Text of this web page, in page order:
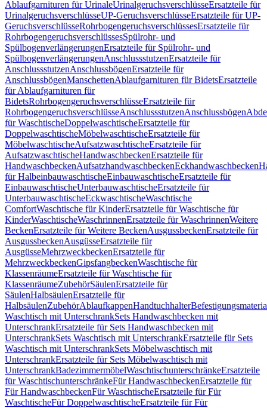
Ablaufgarnituren für UrinaleUrinalgeruchsverschlüsseErsatzteile für
UrinalgeruchsverschlüsseUP-GeruchsverschlüsseErsatzteile für UP-
GeruchsverschlüsseRohrbogengeruchsverschlüssesErsatzteile für
RohrbogengeruchsverschlüssesSpülrohr- und
SpülbogenverlängerungenErsatzteile für Spülrohr- und
SpülbogenverlängerungenAnschlussstutzenErsatzteile für
AnschlussstutzenAnschlussbögenErsatzteile für
AnschlussbögenManschettenAblaufgarnituren für BidetsErsatzteile
für Ablaufgarnituren für
BidetsRohrbogengeruchsverschlüsseErsatzteile für
RohrbogengeruchsverschlüsseAnschlussstutzenAnschlussbögen
für WaschtischeDoppelwaschtischeErsatzteile für
DoppelwaschtischeMöbelwaschtischeErsatzteile für
MöbelwaschtischeAufsatzwaschtischeErsatzteile für
AufsatzwaschtischeHandwaschbeckenErsatzteile für
HandwaschbeckenAufsatzhandwaschbeckenEckhandwaschbecken
für HalbeinbauwaschtischeEinbauwaschtischeErsatzteile für
EinbauwaschtischeUnterbauwaschtischeErsatzteile für
UnterbauwaschtischeEckwaschtischeWaschtische
ComfortWaschtische für KinderErsatzteile für Waschtische für
KinderWaschtischeWaschrinnenErsatzteile für WaschrinnenWeitere
BeckenErsatzteile für Weitere BeckenAusgussbeckenErsatzteile für
AusgussbeckenAusgüsseErsatzteile für
AusgüsseMehrzweckbeckenErsatzteile für
MehrzweckbeckenGipsfangbeckenWaschtische für
KlassenräumeErsatzteile für Waschtische für
KlassenräumeZubehörSäulenErsatzteile für
SäulenHalbsäulenErsatzteile für
HalbsäulenZubehörAblaufkappenHandtuchhalter
Waschtisch mit UnterschrankSets Handwaschbecken mit
UnterschrankErsatzteile für Sets Handwaschbecken mit
UnterschrankSets Waschtisch mit UnterschrankErsatzteile für Sets
Waschtisch mit UnterschrankSets Möbelwaschtisch mit
UnterschrankErsatzteile für Sets Möbelwaschtisch mit
UnterschrankBadezimmermöbelWaschtischunterschränkeErsatzteile
für WaschtischunterschränkeFür HandwaschbeckenErsatzteile für
Für HandwaschbeckenFür WaschtischeErsatzteile für Für
WaschtischeFür DoppelwaschtischeErsatzteile für Für